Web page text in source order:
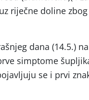
riječne doline
dana (14.5.) na
simptome
se i prvi